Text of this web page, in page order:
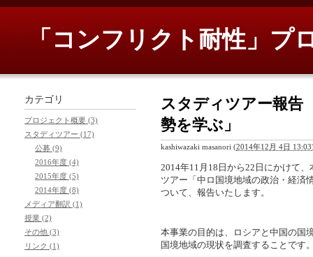
「コンフリクト耐性」プ
スタディツアー報告
勢を学ぶ」
kashiwazaki masanori (2014年12月 4日 13:03
2014年11月18日から22日にかけて
ツアー「中ロ国境地域の政治・経済
ついて、報告いたします。
本事業の目的は、ロシアと中国の国
国境地域の現状を調査することです
カテゴリ
プロジェクト概要 (3)
スタディツアー (17)
公募 (9)
2016年度 (4)
2015年度 (5)
2014年度 (8)
メディア翻訳 (1)
授業 (2)
その他 (3)
リンク (1)